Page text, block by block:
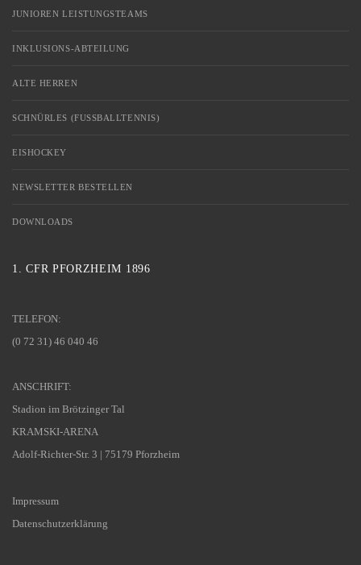
JUNIOREN LEISTUNGSTEAMS
INKLUSIONS-ABTEILUNG
ALTE HERREN
SCHNÜRLES (FUSSBALLTENNIS)
EISHOCKEY
NEWSLETTER BESTELLEN
DOWNLOADS
1. CFR PFORZHEIM 1896
TELEFON:
(0 72 31) 46 040 46
ANSCHRIFT:
Stadion im Brötzinger Tal
KRAMSKI-ARENA
Adolf-Richter-Str. 3 | 75179 Pforzheim
Impressum
Datenschutzerklärung